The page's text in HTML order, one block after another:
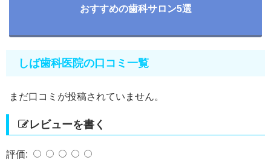
おすすめの歯科サロン5選
しば歯科医院の口コミ一覧
まだ口コミが投稿されていません。
レビューを書く
評価: